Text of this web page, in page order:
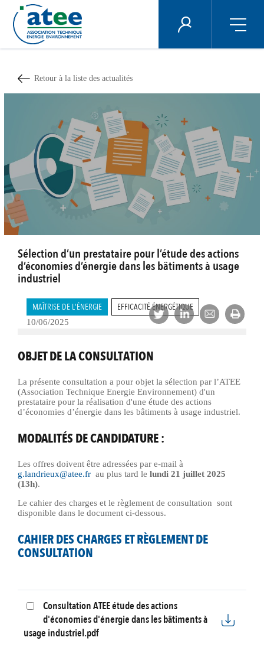
contenu
principal
ÉNERGIE PLUS
Retour à la liste des actualités
Sélection d’un prestataire pour l’étude des actions
d’économies d’énergie dans les bâtiments à usage
industriel
MAÎTRISE DE L'ÉNERGIE EFFICACITÉ ÉNERGÉTIQUE
10/06/2025
OBJET DE LA CONSULTATION
La présente consultation a pour objet la sélection par l’ATEE
(Association Technique Energie Environnement) d'un
prestataire pour la réalisation d'une étude des actions
d’économies d’énergie dans les bâtiments à usage industriel.
MODALITÉS DE CANDIDATURE :
Les offres doivent être adressées par e-mail à
g.landrieux@atee.fr au plus tard le lundi 21 juillet 2025
(13h).
Le cahier des charges et le règlement de consultation sont
disponible dans le document ci-dessous.
CAHIER DES CHARGES ET RÈGLEMENT DE
CONSULTATION
Consultation ATEE étude des actions
d'économies d'énergie dans les bâtiments à
usage industriel.pdf
Panneau de gestion des cookies